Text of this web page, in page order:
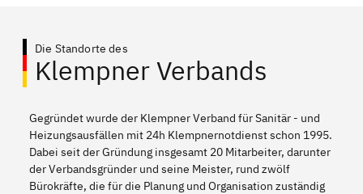
Die Standorte des
Klempner Verbands
Gegründet wurde der Klempner Verband für Sanitär - und
Heizungsausfällen mit 24h Klempnernotdienst schon 1995.
Dabei seit der Gründung insgesamt 20 Mitarbeiter, darunter
der Verbandsgründer und seine Meister, rund zwölf
Bürokräfte, die für die Planung und Organisation zuständig